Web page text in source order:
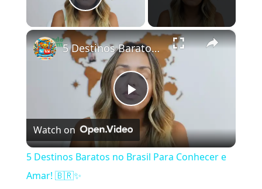
Play Video
×
Play Video
5 Destinos Baratos no Brasil Para Conhecer e Amar! 🇧🇷✨
Watch on
5 Destinos Baratos no Brasil Para Conhecer e
Amar! 🇧🇷✨